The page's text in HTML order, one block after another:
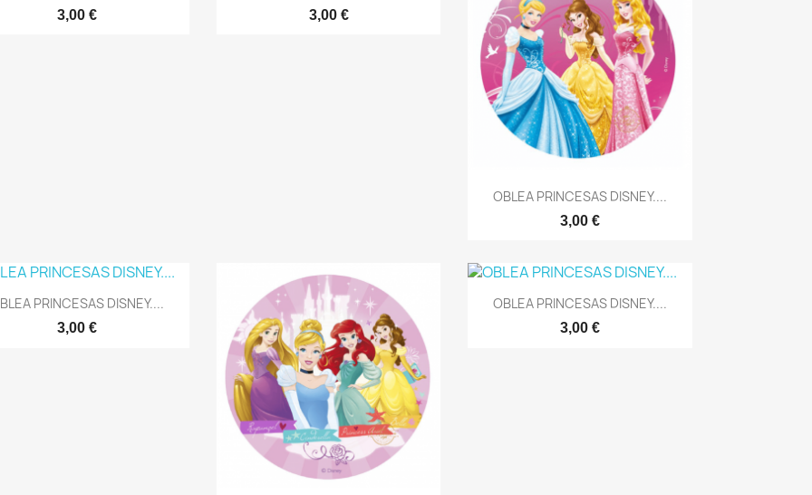
3,00 € 3,00 €
Vista rápida
OBLEA PRINCESAS DISNEY....
3,00 €
Vista rápida
PRINCESAS DISNEY....
3,00 €
Vista rápida
OBLEA PRINCESAS DISNEY....
3,00 €